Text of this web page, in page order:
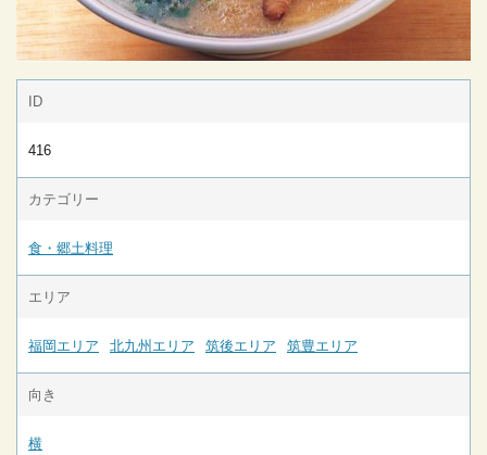
ID
416
カテゴリー
食・郷土料理
エリア
福岡エリア 北九州エリア 筑後エリア 筑豊エリア
向き
横